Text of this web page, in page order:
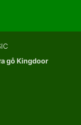
gỗ Kingdoor